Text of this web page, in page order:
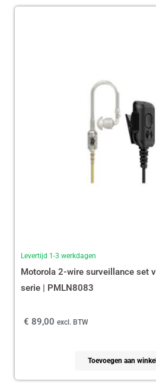
Levertijd 1-3 werkdagen
Motorola 2-wire surveillance set
serie | PMLN8083
€ 89,00 excl. BTW
Toevoegen aan